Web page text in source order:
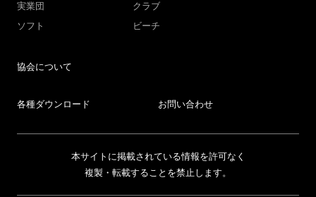
実業団
クラブ
ソフト
ビーチ
協会について
各種ダウンロード お問い合わせ
本サイトに掲載されている情報を許可なく
複製・転載することを禁止します。